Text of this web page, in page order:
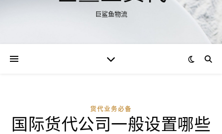
巨鲨鱼物流
货代业务必备
国际货代公司一般设置哪些